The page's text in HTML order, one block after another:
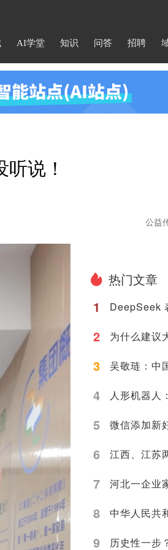
AI学堂 知识 问答 招聘
说！
公益
热门文章
1
2
3 吴敬琏：中
4
5
6 江西、江苏
7
8
9